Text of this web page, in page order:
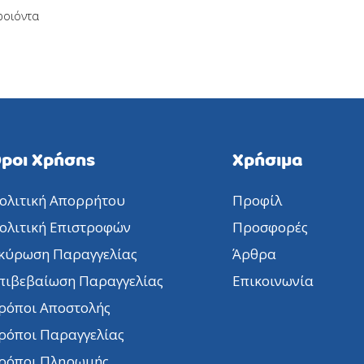
Χρήσης
Απορρήτου
Επιστροφών
Παραγγελίας
Παραγγελίας
Αποστολής
Παραγγελίας
Χρήσιμα
Προφίλ
Προσφορές
Άρθρα
Επικοινωνία